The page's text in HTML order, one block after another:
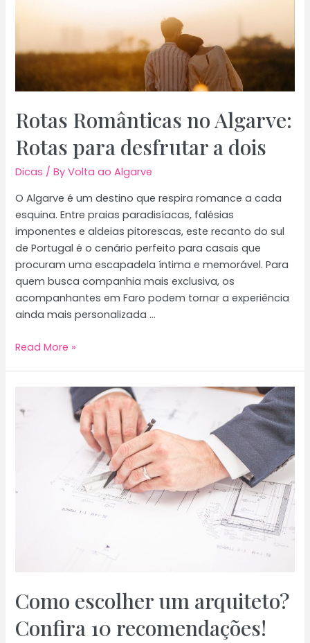
seguras
e
eficazes
Rotas Românticas no Algarve:
Rotas para desfrutar a dois
Dicas / ByVolta ao Algarve
O Algarve é um destino que respira romance a cada
esquina. Entre praias paradisíacas, falésias
imponentes e aldeias pitorescas, este recanto do sul
de Portugal é o cenário perfeito para casais que
procuram uma escapadela íntima e memorável. Para
quem busca companhia mais exclusiva, os
acompanhantes em Faro podem tornar a experiência
ainda mais personalizada …
Rotas
Rotas
Read More »
Como escolher um arquiteto?
Confira 10 recomendações!